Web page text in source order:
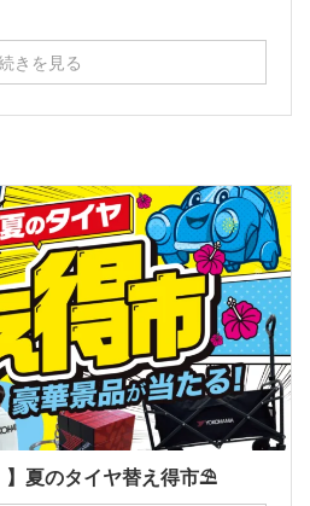
きを見る
】夏のタイヤ替え得市⛱